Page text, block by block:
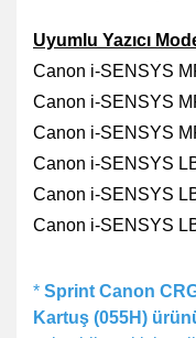
Uyumlu Yazıcı
Canon i-SENSYS
Canon i-SENSYS
Canon i-SENSYS
Canon i-SENSYS
Canon i-SENSYS
Canon i-SENSYS
* Sprint Canon
Kartuş (055H)